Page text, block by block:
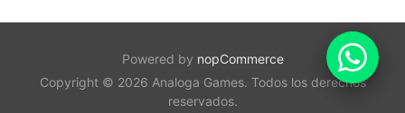
Powered by nopCommerce
Copyright © 2026 Analoga Games. Todos los derechos
reservados.